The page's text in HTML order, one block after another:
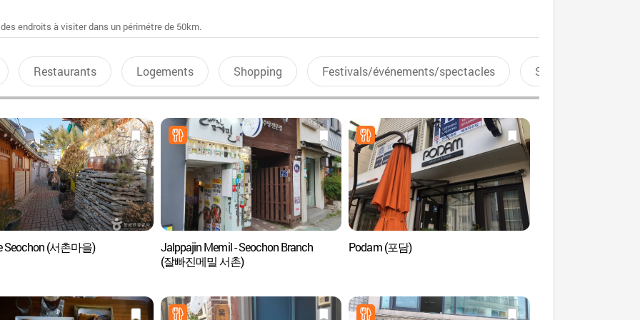
endroits à visiter dans un périmétre de 50km.
Restaurants Logements Shopping Festivals/événements/spectacles Sports aquatiques
Seochon (서촌마을)
Jalppajin Memil - Seochon Branch
(잘빠진메밀 서촌)
Podam (포담)